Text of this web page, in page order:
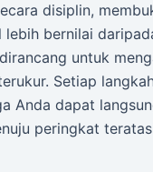
disiplin,
bernilai
untuk
Setiap
Anda dapat
peringkat